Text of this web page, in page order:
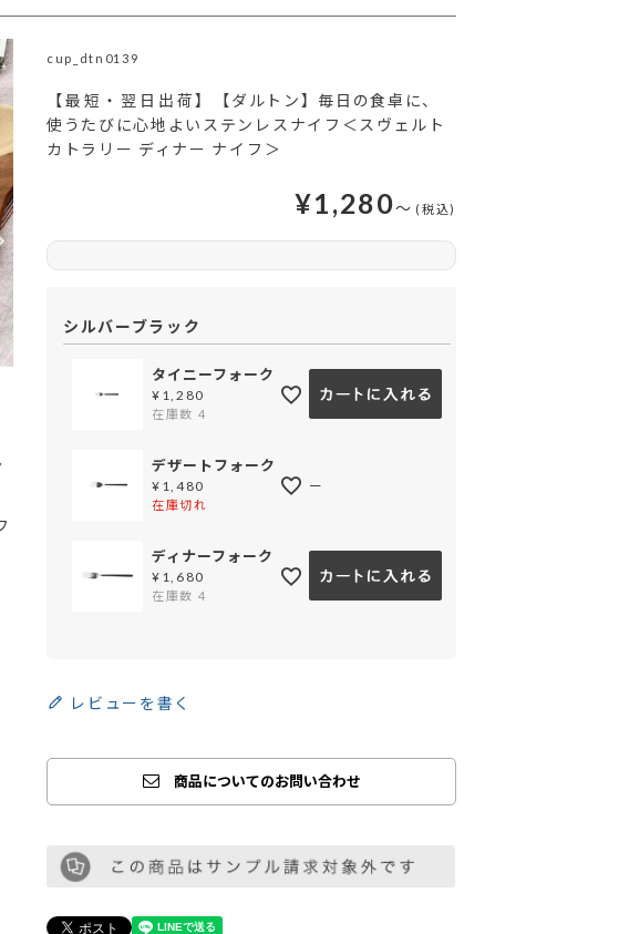
タイニーフォーク
cup_dtn0139
【最短・翌日出荷】
【ダルトン】毎日の食卓に、
使うたびに心地よいステンレスナイフ＜スヴェルト
カトラリー ディナー ナイフ＞
¥1,280〜
シルバーブラック
タイニーフォーク
¥ 1,280
在庫数 4
デザートフォーク
¥ 1,480
在庫切れ
—
ディナーフォーク
¥ 1,680
在庫数 4
レビューを書く
商品についてのお問い合わせ